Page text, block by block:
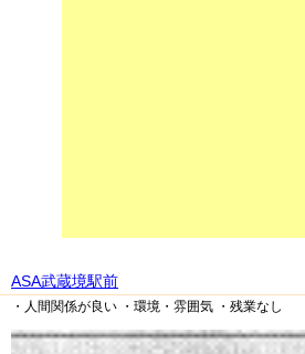
ASA武蔵境駅前
・人間関係が良い ・環境・雰囲気 ・残業なし